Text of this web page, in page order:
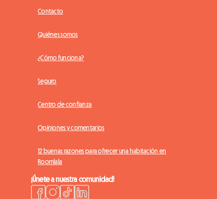
Contacto
Quiénes somos
¿Cómo funciona?
Seguro
Centro de confianza
Opiniones y comentarios
12 buenas razones para ofrecer una habitación en
Roomlala
¡Únete a nuestra comunidad!